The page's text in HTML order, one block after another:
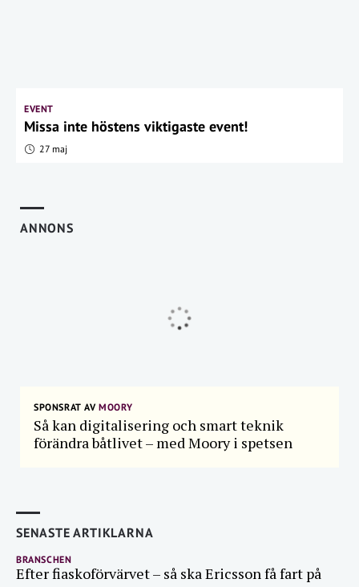
EVENT
Missa inte höstens viktigaste event!
27 maj
ANNONS
SPONSRAT AVMOORY
Så kan digitalisering och smart teknik
förändra båtlivet – med Moory i spetsen
SENASTE ARTIKLARNA
BRANSCHEN
Efter fiaskoförvärvet – så ska Ericsson få fart på